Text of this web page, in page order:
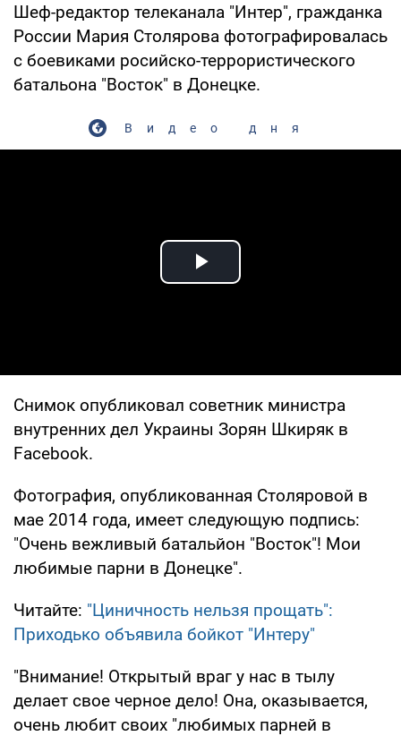
Шеф-редактор телеканала "Интер", гражданка
России Мария Столярова фотографировалась
с боевиками росийско-террористического
батальона "Восток" в Донецке.
Видео дня
Play Video
Снимок опубликовал советник министра
внутренних дел Украины Зорян Шкиряк в
Facebook.
Фотография, опубликованная Столяровой в
мае 2014 года, имеет следующую подпись:
"Очень вежливый батальйон "Восток"! Мои
любимые парни в Донецке".
Читайте: "Циничность нельзя прощать":
Приходько объявила бойкот "Интеру"
"Внимание! Открытый враг у нас в тылу
делает свое черное дело! Она, оказывается,
очень любит своих "любимых парней в